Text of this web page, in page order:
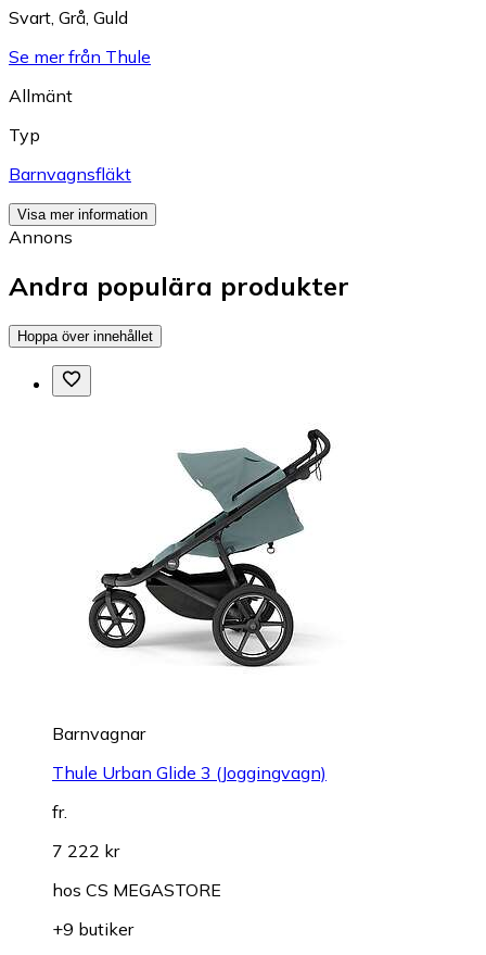
Svart, Grå, Guld
Se mer från Thule
Allmänt
Typ
Barnvagnsfläkt
Visa mer information
Annons
Andra populära produkter
Hoppa över innehållet
Barnvagnar
Thule Urban Glide 3 (Joggingvagn)
fr.
7 222 kr
hos CS MEGASTORE
+9 butiker